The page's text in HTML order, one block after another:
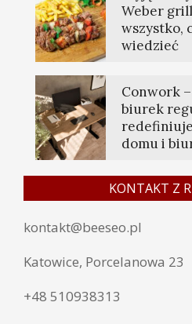
Weber
wszystko,
wiedzieć
Conwork
biurek
domu i
KONTAKT Z
kontakt@beeseo.pl
Katowice, Porcelanowa 23
+48 510938313